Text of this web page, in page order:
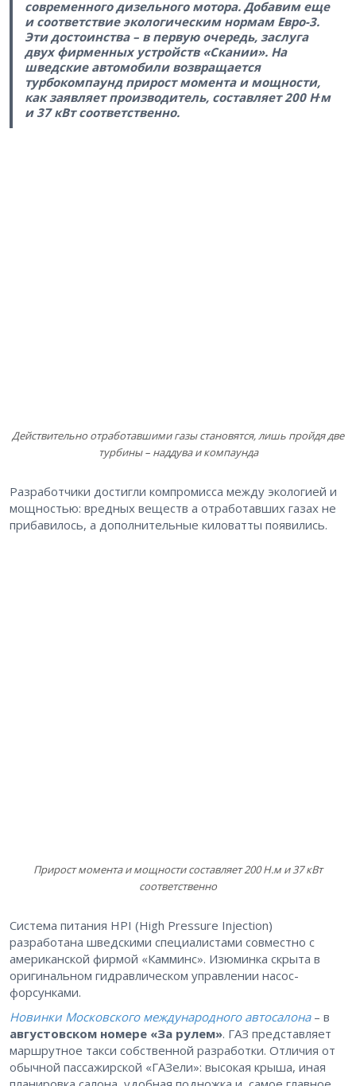
современного дизельного мотора. Добавим еще
и соответствие экологическим нормам Евро-3.
Эти достоинства – в первую очередь, заслуга
двух фирменных устройств «Скании». На
шведские автомобили возвращается
турбокомпаунд прирост момента и мощности,
как заявляет производитель, составляет 200 Н.м
и 37 кВт соответственно.
Действительно отработавшими газы становятся, лишь пройдя две
турбины – наддува и компаунда
Разработчики достигли компромисса между экологией и
мощностью: вредных веществ а отработавших газах не
прибавилось, а дополнительные киловатты появились.
Прирост момента и мощности составляет 200 Н.м и 37 кВт
соответственно
Система питания HPI (High Pressure Injection)
разработана шведскими специалистами совместно с
американской фирмой «Камминс». Изюминка скрыта в
оригинальном гидравлическом управлении насос-
форсунками.
Новинки Московского международного автосалона– в
августовском номере «За рулем». ГАЗ представляет
маршрутное такси собственной разработки. Отличия от
обычной пассажирской «ГАЗели»: высокая крыша, иная